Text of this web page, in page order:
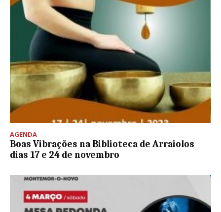
AGENDA
Boas Vibrações na Biblioteca de Arraiolos
dias 17 e 24 de novembro